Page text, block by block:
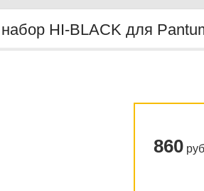
HI-BLACK для
860